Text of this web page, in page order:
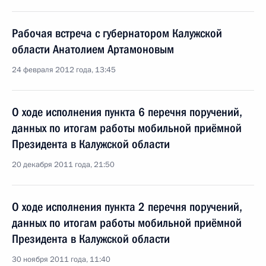
Рабочая встреча с губернатором Калужской
области Анатолием Артамоновым
24 февраля 2012 года, 13:45
О ходе исполнения пункта 6 перечня поручений,
данных по итогам работы мобильной приёмной
Президента в Калужской области
20 декабря 2011 года, 21:50
О ходе исполнения пункта 2 перечня поручений,
данных по итогам работы мобильной приёмной
Президента в Калужской области
30 ноября 2011 года, 11:40